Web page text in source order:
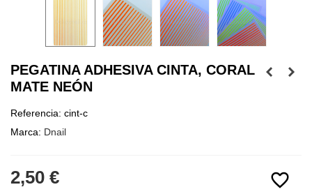
PEGATINA ADHESIVA CINTA, CORAL
MATE NEÓN
Referencia: cint-c
Marca: Dnail
favorite_border
2,50 €